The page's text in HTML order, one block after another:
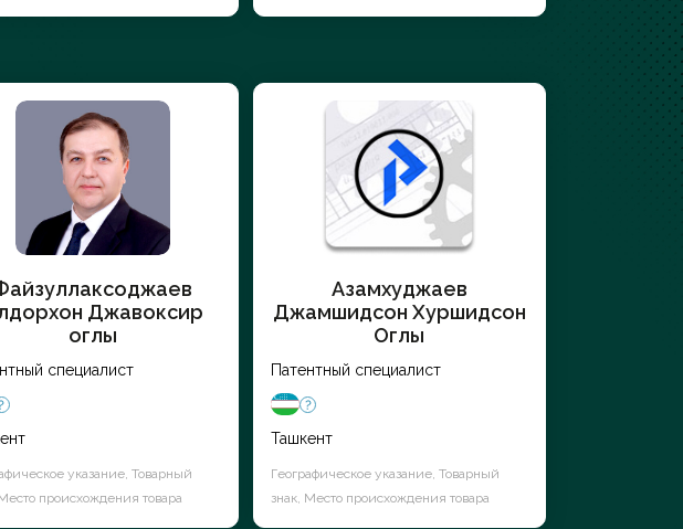
Джавоксир
оглы
специалист
указание, Товарный
происхождения товара
Азамхуджаев
Джамшидсон Хуршидсон
Оглы
Патентный специалист
Ташкент
Географическое указание, Товарный
знак, Место происхождения товара